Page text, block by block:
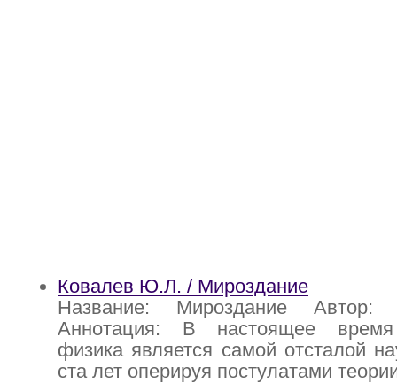
Ковалев Ю.Л. / Мироздание
Название: Мироздание
Аннотация: В настоящее время
физика является самой отсталой
ста лет оперируя постулатами